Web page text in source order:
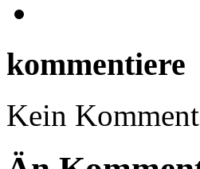
kommentiere
Kein